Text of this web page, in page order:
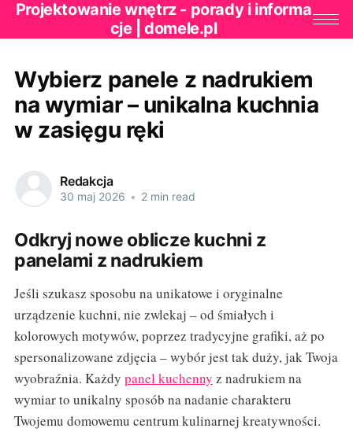
Projektowanie wnętrz - porady i informa
cje | domele.pl
Wybierz panele z nadrukiem
na wymiar – unikalna kuchnia
w zasięgu ręki
Redakcja
30 maj 2026 • 2 min read
Odkryj nowe oblicze kuchni z
panelami z nadrukiem
Jeśli szukasz sposobu na unikatowe i oryginalne
urządzenie kuchni, nie zwlekaj – od śmiałych i
kolorowych motywów, poprzez tradycyjne grafiki, aż po
spersonalizowane zdjęcia – wybór jest tak duży, jak Twoja
wyobraźnia. Każdy panel kuchenny z nadrukiem na
wymiar to unikalny sposób na nadanie charakteru
Twojemu domowemu centrum kulinarnej kreatywności.